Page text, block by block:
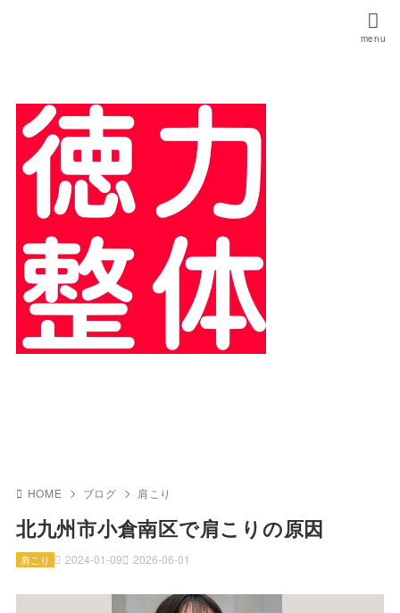
HOME ブログ 肩こり
北九州市小倉南区で肩こりの原因
2024-01-09 2026-06-01
肩こり